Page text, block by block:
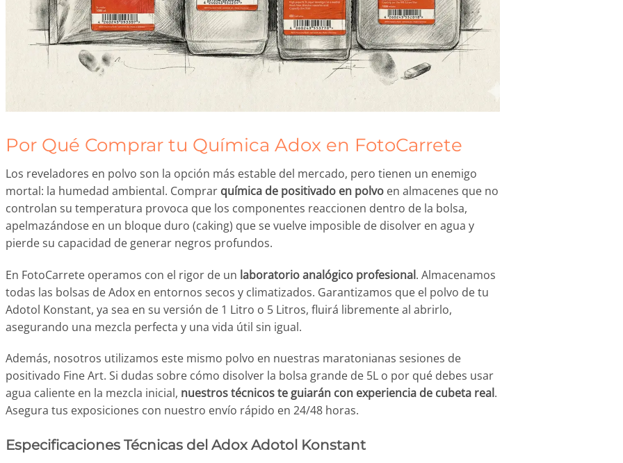
Por Qué Comprar tu Química Adox en FotoCarrete
Los reveladores en polvo son la opción más estable del mercado, pero tienen un enemigo
mortal: la humedad ambiental. Comprar química de positivado en polvoen almacenes que no
controlan su temperatura provoca que los componentes reaccionen dentro de la bolsa,
apelmazándose en un bloque duro (caking) que se vuelve imposible de disolver en agua y
pierde su capacidad de generar negros profundos.
En FotoCarrete operamos con el rigor de un laboratorio analógico profesional. Almacenamos
todas las bolsas de Adox en entornos secos y climatizados. Garantizamos que el polvo de tu
Adotol Konstant, ya sea en su versión de 1 Litro o 5 Litros, fluirá libremente al abrirlo,
asegurando una mezcla perfecta y una vida útil sin igual.
Además, nosotros utilizamos este mismo polvo en nuestras maratonianas sesiones de
positivado Fine Art. Si dudas sobre cómo disolver la bolsa grande de 5L o por qué debes usar
agua caliente en la mezcla inicial, nuestros técnicos te guiarán con experiencia de cubeta real.
Asegura tus exposiciones con nuestro envío rápido en 24/48 horas.
Especificaciones Técnicas del Adox Adotol Konstant